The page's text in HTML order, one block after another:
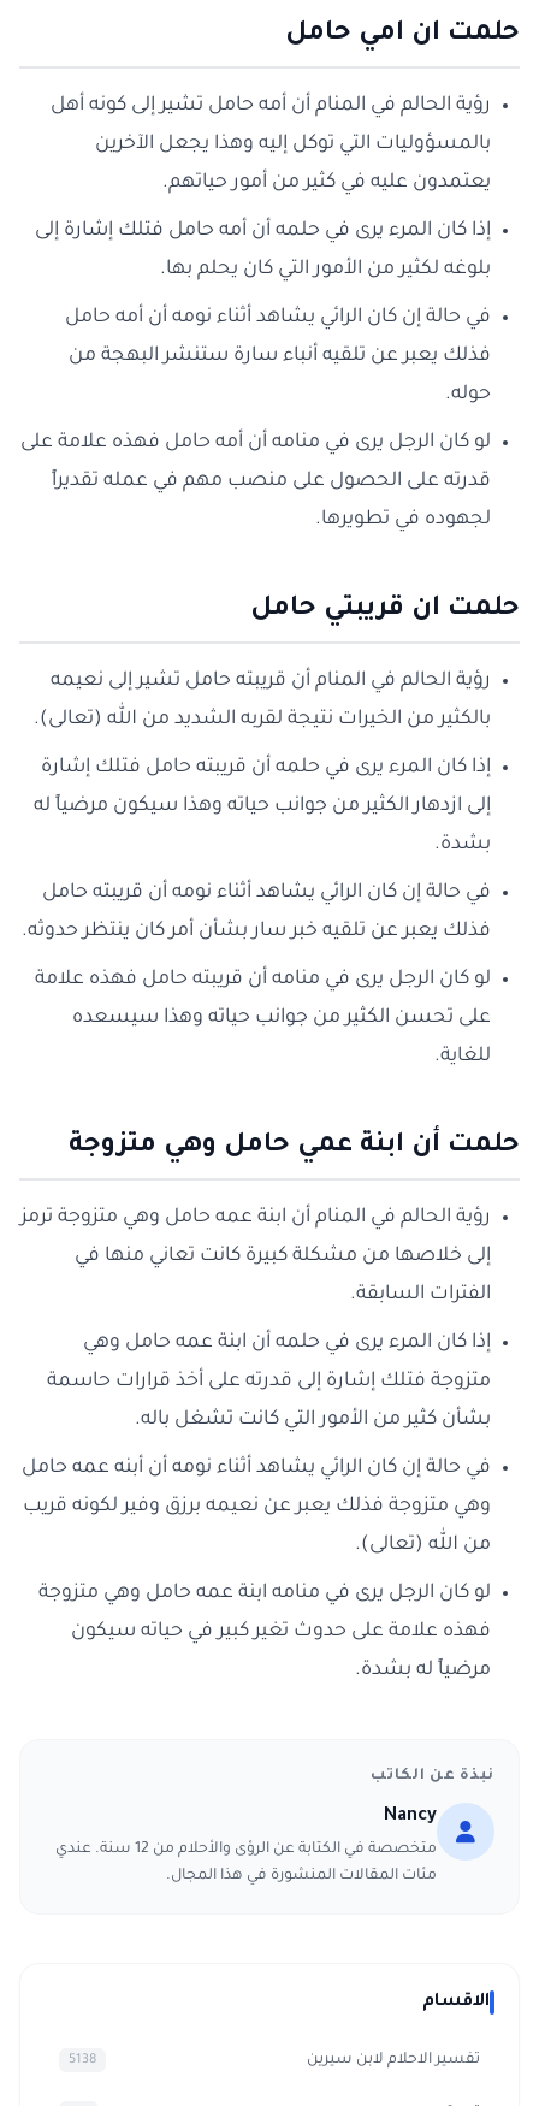
حلمت ان امي حامل
رؤية الحالم في المنام أن أمه حامل تشير إلى كونه أهل
بالمسؤوليات التي توكل إليه وهذا يجعل الآخرين
يعتمدون عليه في كثير من أمور حياتهم.
إذا كان المرء يرى في حلمه أن أمه حامل فتلك إشارة إلى
بلوغه لكثير من الأمور التي كان يحلم بها.
في حالة إن كان الرائي يشاهد أثناء نومه أن أمه حامل
فذلك يعبر عن تلقيه أنباء سارة ستنشر البهجة من
حوله.
لو كان الرجل يرى في منامه أن أمه حامل فهذه علامة على
قدرته على الحصول على منصب مهم في عمله تقديراً
لجهوده في تطويرها.
حلمت ان قريبتي حامل
رؤية الحالم في المنام أن قريبته حامل تشير إلى نعيمه
بالكثير من الخيرات نتيجة لقربه الشديد من الله (تعالى).
إذا كان المرء يرى في حلمه أن قريبته حامل فتلك إشارة
إلى ازدهار الكثير من جوانب حياته وهذا سيكون مرضياً له
بشدة.
في حالة إن كان الرائي يشاهد أثناء نومه أن قريبته حامل
فذلك يعبر عن تلقيه خبر سار بشأن أمر كان ينتظر حدوثه.
لو كان الرجل يرى في منامه أن قريبته حامل فهذه علامة
على تحسن الكثير من جوانب حياته وهذا سيسعده
للغاية.
حلمت أن ابنة عمي حامل وهي متزوجة
رؤية الحالم في المنام أن ابنة عمه حامل وهي متزوجة ترمز
إلى خلاصها من مشكلة كبيرة كانت تعاني منها في
الفترات السابقة.
إذا كان المرء يرى في حلمه أن ابنة عمه حامل وهي
متزوجة فتلك إشارة إلى قدرته على أخذ قرارات حاسمة
بشأن كثير من الأمور التي كانت تشغل باله.
في حالة إن كان الرائي يشاهد أثناء نومه أن أبنه عمه حامل
وهي متزوجة فذلك يعبر عن نعيمه برزق وفير لكونه قريب
من الله (تعالى).
لو كان الرجل يرى في منامه ابنة عمه حامل وهي متزوجة
فهذه علامة على حدوث تغير كبير في حياته سيكون
مرضياً له بشدة.
نبذة عن الكاتب
Nancy
متخصصة في الكتابة عن الرؤى والأحلام من 12 سنة. عندي
مئات المقالات المنشورة في هذا المجال.
الاقسام
تفسير الاحلام لابن سيرين 5138